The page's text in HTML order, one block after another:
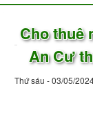
Cho thuê
An Cư
Thứ sáu - 03/05/